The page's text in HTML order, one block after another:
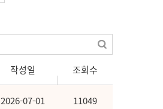
작성일 조회수
2026-07-01 11049